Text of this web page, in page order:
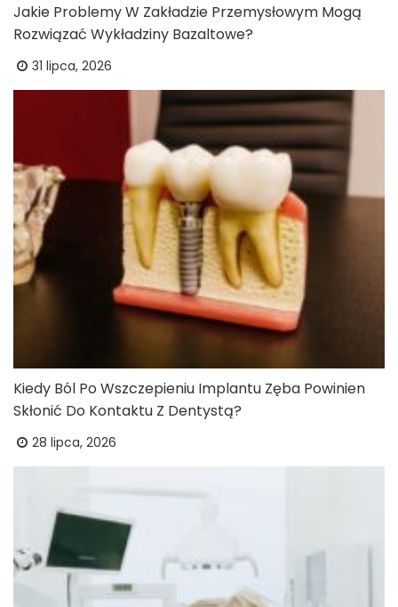
Jakie Problemy W Zakładzie Przemysłowym Mogą
Rozwiązać Wykładziny Bazaltowe?
31 lipca, 2026
Kiedy Ból Po Wszczepieniu Implantu Zęba Powinien
Skłonić Do Kontaktu Z Dentystą?
28 lipca, 2026